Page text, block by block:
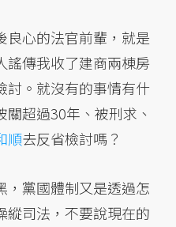
良心的法官前輩，就是
謠傳我收了建商兩棟房
討。就沒有的事情有什
超過30年、被刑求、
順去反省檢討嗎？
，黨國體制又是透過怎
縱司法，不要說現在的